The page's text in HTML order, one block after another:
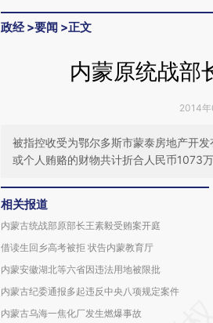
政经>要闻 >正文
内蒙原统战部
2014
被指控收受为鄂尔多斯市蒙泰房地产开
或个人贿赂的财物共计折合人民币1073
相关报道
内蒙古统战部原部长王素毅受贿案开庭
借读生回乡高考被拒 状告内蒙教育厅
内蒙安徽湖北等六省因违法用地被限批
内蒙古纪委通报多起违反中央八项规定案件
内蒙古乌海一焦化厂发生燃爆事故